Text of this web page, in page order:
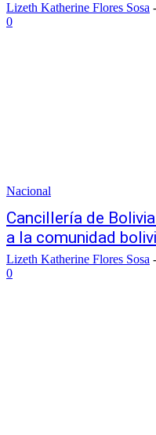
Lizeth Katherine Flores Sosa -
0
Nacional
Cancillería de
a la comunidad
Lizeth Katherine Flores Sosa -
0